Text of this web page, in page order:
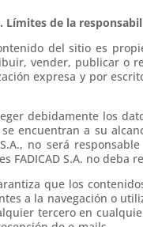
Límites de la
del sitio es
vender, publicar o
expresa y por
debidamente los
encuentran a su
S.A., no será
FADICAD S.A. no
que los
a la navegación o
tercero en